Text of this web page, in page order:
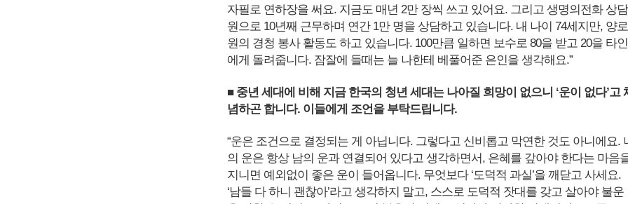
자필로 연하장을 써요. 지금도 매년 2만 장씩 쓰고 있어요. 그리고 생명의전화 상담
원으로 10년째 근무하며 연간 1만 명을 상담하고 있습니다. 내 나이 74세지만, 양로
원의 경청 봉사 활동도 하고 있습니다. 100만큼 일하면 보수로 80을 받고 20을 타인
에게 돌려줍니다. 잠잘에 들때는 늘 나한테 베풀어준 은인을 생각해요.”
■ 중년 세대에 비해 지금 한국의 청년 세대는 나아질 희망이 없으니 ‘운이 없다’고
념하곤 합니다. 이들에게 조언을 부탁드립니다.
“운은 조건으로 결정되는 게 아닙니다. 그렇다고 신비롭고 막연한 것도 아니에요.
의 운은 항상 남의 운과 연결되어 있다고 생각하면서, 은혜를 갚아야 한다는 마음
지니면 예외없이 좋은 운이 들어옵니다. 무엇보다 ‘도덕적 과실’을 깨닫고 사세요.
‘남들 다 하니 괜찮아’라고 생각하지 말고, 스스로 도덕적 잣대를 갖고 살아야 불운